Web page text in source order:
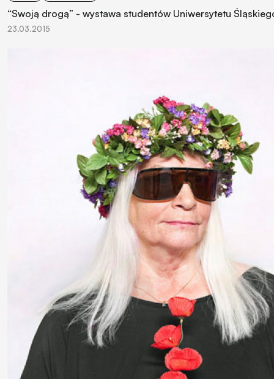
“Swoją drogą” - wystawa studentów Uniwersytetu
23.03.2015